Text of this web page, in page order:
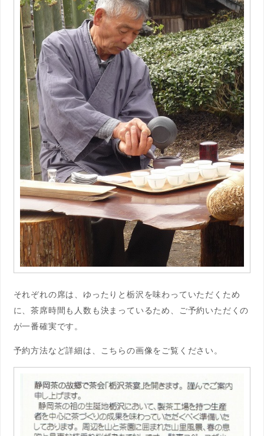
それぞれの席は、ゆったりと栃沢を味わっていただくため
に、茶席時間も人数も決まっているため、ご予約いただくの
が一番確実です。
予約方法など詳細は、こちらの画像をご覧ください。